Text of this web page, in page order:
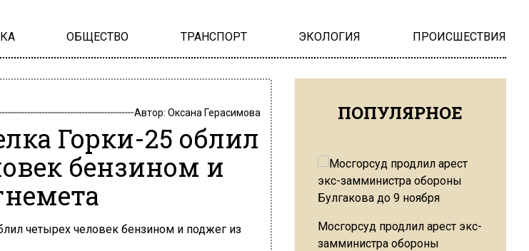
ОБЩЕСТВО ТРАНСПОРТ ЭКОЛОГИЯ ПРОИСШЕСТВИЯ
Автор: Оксана Герасимова
Горки-25 облил
бензином и
ПОПУЛЯРНОЕ
Мосгорсуд продлил арест экс-
замминистра обороны